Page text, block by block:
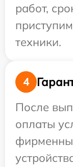
работ,
техники.
4
После
оплаты